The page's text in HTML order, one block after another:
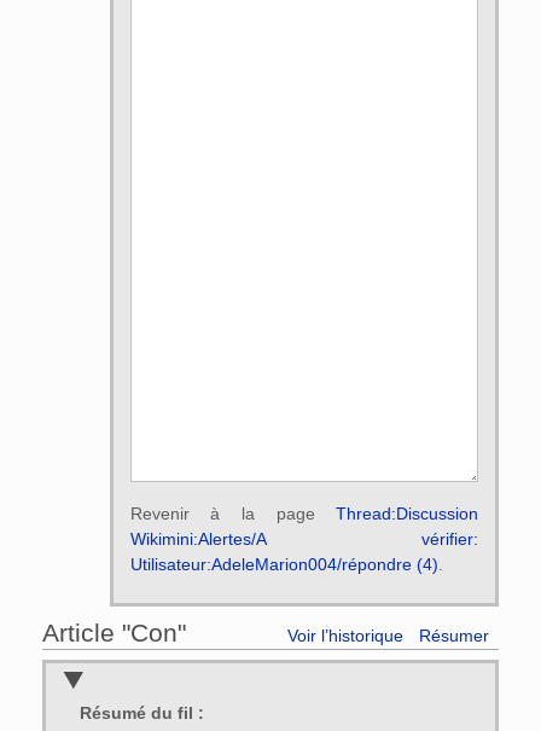
Revenir à la pageThread:Discussion
Wikimini:Alertes/A vérifier:
Utilisateur:AdeleMarion004/répondre (4)
Article "Con" Voir l’historique Résumer
Résumé du fil :